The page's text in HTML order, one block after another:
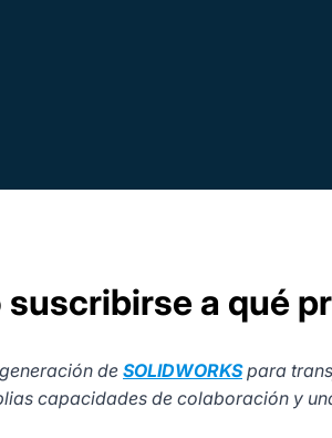
a qué
de SOLIDWORKSpara
capacidades de colaboración y